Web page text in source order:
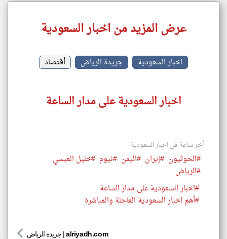
عرض المزيد من اخبار السعودية
اخبار السعودية جريدة الرياض أقتصاد
اخبار السعودية على مدار الساعة
أخر ساعة في اخبار السعودية
#الحوثيون #إيران #اليمن #نيوم #خليل العبسي
#الرياض
#اخبار السعودية على مدار الساعة
#أهم اخبار السعودية العاجلة والمباشرة
جريدة الرياض |alriyadh.com